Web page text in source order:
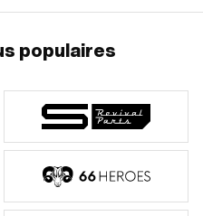
populaires